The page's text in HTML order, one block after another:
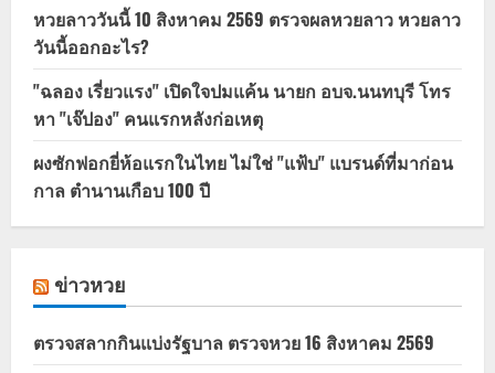
หวยลาววันนี้ 10 สิงหาคม 2569 ตรวจผลหวยลาว หวยลาว
วันนี้ออกอะไร?
"ฉลอง เรี่ยวแรง" เปิดใจปมแค้น นายก อบจ.นนทบุรี โทร
หา "เจ๊ปอง" คนแรกหลังก่อเหตุ
ผงซักฟอกยี่ห้อแรกในไทย ไม่ใช่ "แฟ้บ" แบรนด์ที่มาก่อน
กาล ตำนานเกือบ 100 ปี
ข่าวหวย
ตรวจสลากกินแบ่งรัฐบาล ตรวจหวย 16 สิงหาคม 2569